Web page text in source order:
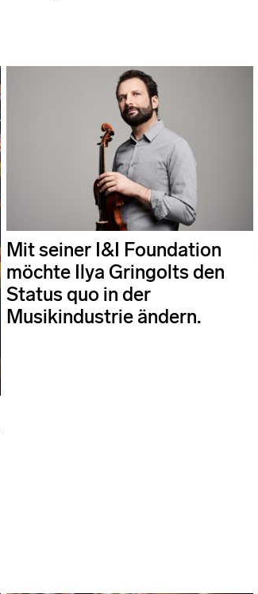
Mit seiner I&I Foundation
möchte Ilya Gringolts den
Status quo in der
Musikindustrie ändern.